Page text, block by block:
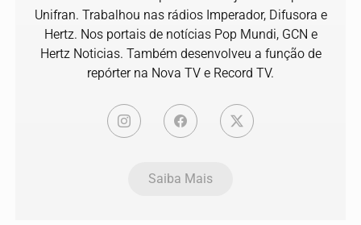
Unifran. Trabalhou nas rádios Imperador, Difusora e
Hertz. Nos portais de notícias Pop Mundi, GCN e
Hertz Noticias. Também desenvolveu a função de
repórter na Nova TV e Record TV.
Saiba Mais